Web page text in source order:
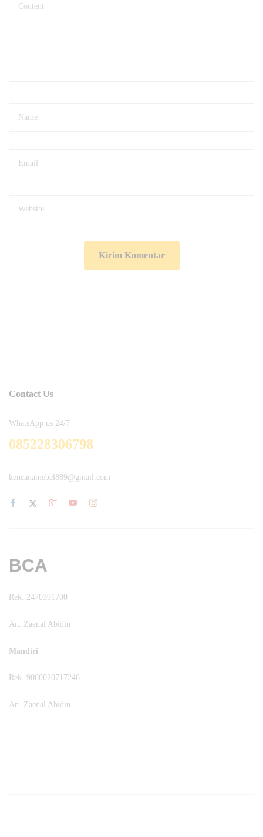
Contact Us
WhatsApp us 24/7
085228306798
kencanamebel889@gmail.com
BCA
Rek. 2470391700
An. Zaenal Abidin
Mandiri
Rek. 9000020717246
An. Zaenal Abidin